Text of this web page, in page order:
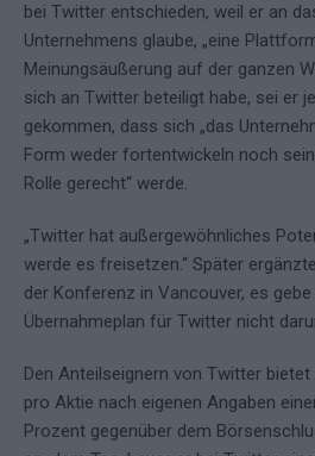
bei Twitter entschieden, weil er an
Unternehmens glaube, „eine
Meinungsäußerung auf der ganzen
sich an Twitter beteiligt habe, sei er
gekommen, dass sich „das
Form weder fortentwickeln noch
Rolle gerecht“ werde.
„Twitter hat außergewöhnliches
werde es freisetzen.“ Später
der Konferenz in Vancouver, es
Übernahmeplan für Twitter nicht
Den Anteilseignern von Twitter
pro Aktie nach eigenen Angaben
Prozent gegenüber dem